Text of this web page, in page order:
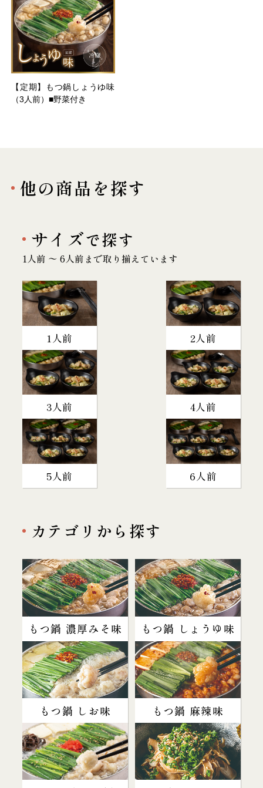
【定期】もつ鍋しょうゆ味
（3人前）■野菜付き
他の商品を探す
サイズで探す
1人前 〜 6人前まで取り揃えています
1人前 2人前
3人前 4人前
5人前 6人前
カテゴリから探す
もつ鍋 濃厚みそ味 もつ鍋 しょうゆ味
もつ鍋 しお味 もつ鍋 麻辣味